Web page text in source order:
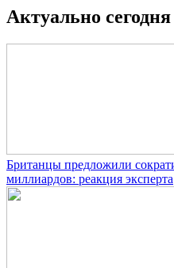
Актуально сегодня
Британцы предложили
миллиардов: реакция эксперта